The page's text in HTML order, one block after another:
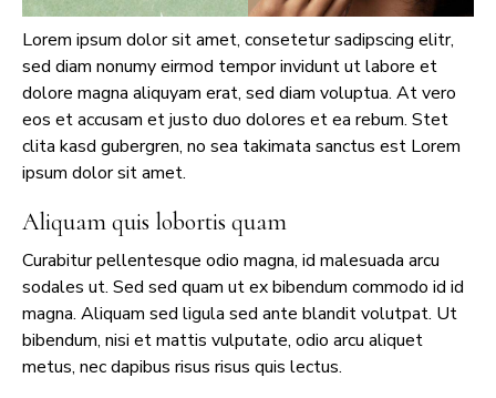
Lorem ipsum dolor sit amet, consetetur sadipscing elitr,
sed diam nonumy eirmod tempor invidunt ut labore et
dolore magna aliquyam erat, sed diam voluptua. At vero
eos et accusam et justo duo dolores et ea rebum. Stet
clita kasd gubergren, no sea takimata sanctus est Lorem
ipsum dolor sit amet.
Aliquam quis lobortis quam
Curabitur pellentesque odio magna, id malesuada arcu
sodales ut. Sed sed quam ut ex bibendum commodo id id
magna. Aliquam sed ligula sed ante blandit volutpat. Ut
bibendum, nisi et mattis vulputate, odio arcu aliquet
metus, nec dapibus risus risus quis lectus.